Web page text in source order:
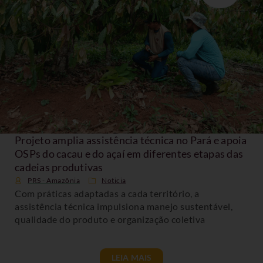
Projeto amplia assistência técnica no Pará e apoia
OSPs do cacau e do açaí em diferentes etapas das
cadeias produtivas
PRS - Amazônia Noticia
Com práticas adaptadas a cada território, a
assistência técnica impulsiona manejo sustentável,
qualidade do produto e organização coletiva
LEIA MAIS